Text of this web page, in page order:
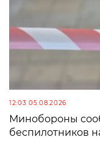
12:03 05.08.2026
Минобороны
беспилотников